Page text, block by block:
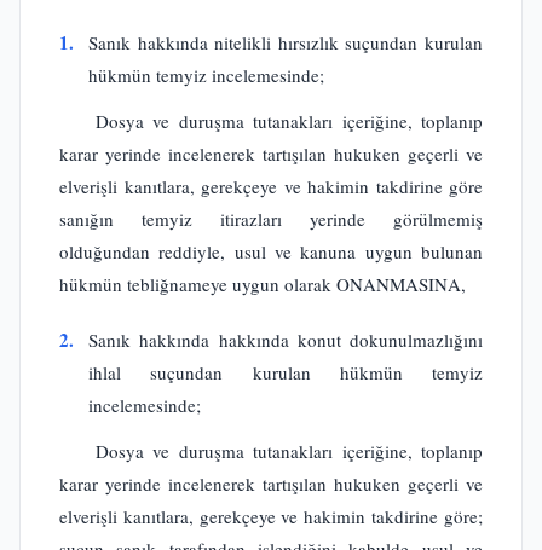
1.
Sanık hakkında nitelikli hırsızlık suçundan kurulan
hükmün temyiz incelemesinde;
Dosya ve duruşma tutanakları içeriğine, toplanıp
karar yerinde incelenerek tartışılan hukuken geçerli ve
elverişli kanıtlara, gerekçeye ve hakimin takdirine göre
sanığın temyiz itirazları yerinde görülmemiş
olduğundan reddiyle, usul ve kanuna uygun bulunan
hükmün tebliğnameye uygun olarak ONANMASINA,
2.
Sanık hakkında hakkında konut dokunulmazlığını
ihlal suçundan kurulan hükmün temyiz
incelemesinde;
Dosya ve duruşma tutanakları içeriğine, toplanıp
karar yerinde incelenerek tartışılan hukuken geçerli ve
elverişli kanıtlara, gerekçeye ve hakimin takdirine göre;